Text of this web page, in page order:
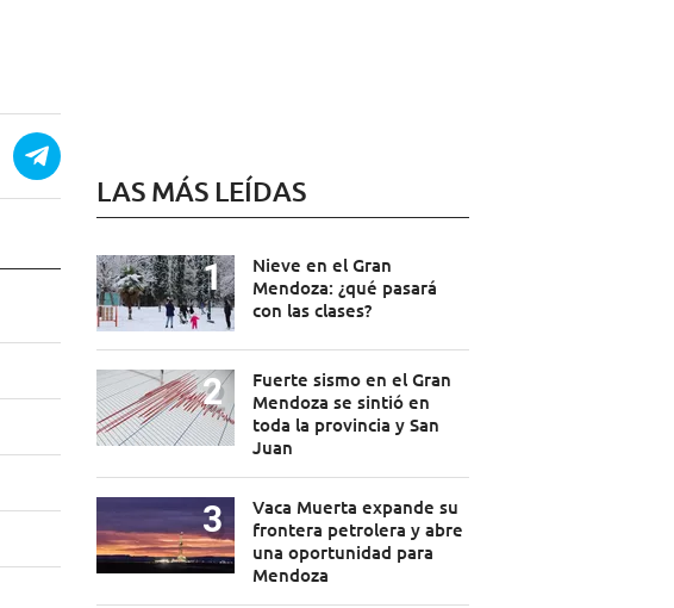
LAS MÁS LEÍDAS
Nieve en el Gran
Mendoza: ¿qué pasará
con las clases?
Fuerte sismo en el Gran
Mendoza se sintió en
toda la provincia y San
Juan
Vaca Muerta expande su
frontera petrolera y abre
una oportunidad para
Mendoza